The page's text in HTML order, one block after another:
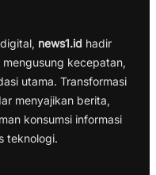
news1.id hadir
kecepatan,
utama. Transformasi
menyajikan berita,
konsumsi informasi
teknologi.